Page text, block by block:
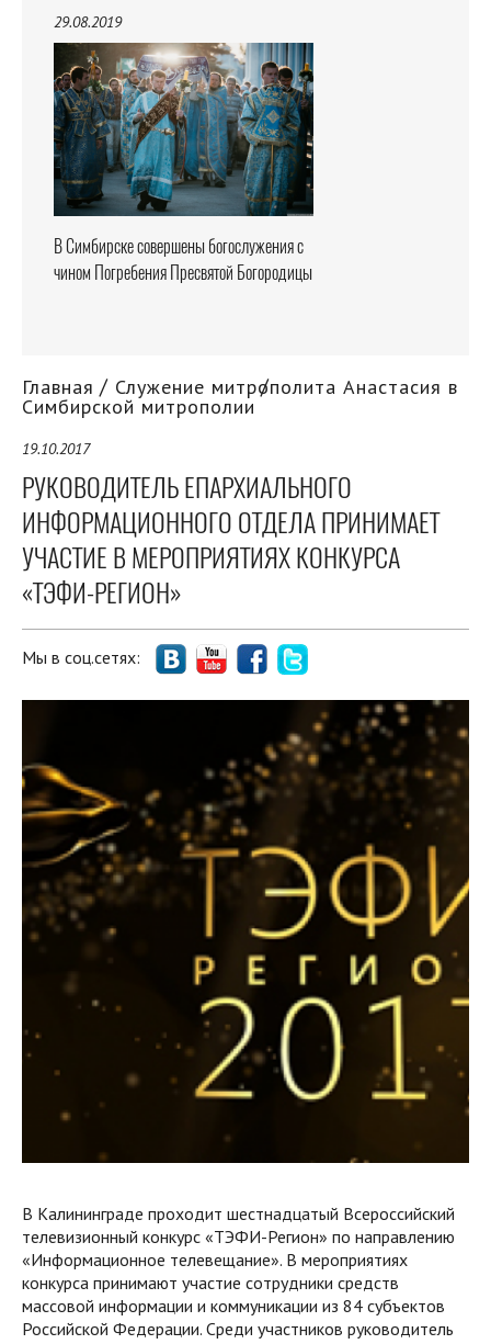
29.08.2019
В Симбирске совершены богослужения с
чином Погребения Пресвятой Богородицы
Главная Служение митрополита Анастасия в
Симбирской митрополии
19.10.2017
РУКОВОДИТЕЛЬ ЕПАРХИАЛЬНОГО
ИНФОРМАЦИОННОГО ОТДЕЛА ПРИНИМАЕТ
УЧАСТИЕ В МЕРОПРИЯТИЯХ КОНКУРСА
«ТЭФИ-РЕГИОН»
Мы в соц.сетях:
В Калининграде проходит шестнадцатый Всероссийский
телевизионный конкурс «ТЭФИ-Регион» по направлению
«Информационное телевещание». В мероприятиях
конкурса принимают участие сотрудники средств
массовой информации и коммуникации из 84 субъектов
Российской Федерации. Среди участников руководитель